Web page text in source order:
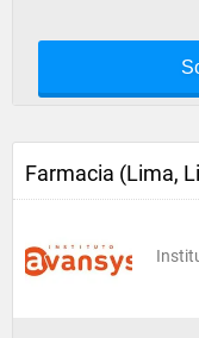
Farmacia (Lima,